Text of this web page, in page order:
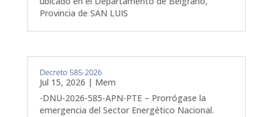
Provincia de SAN LUIS
Decreto 585-2026
Jul 15, 2026 | Mem
-DNU-2026-585-APN-PTE – Prorrógase la
emergencia del Sector Energético Nacional.